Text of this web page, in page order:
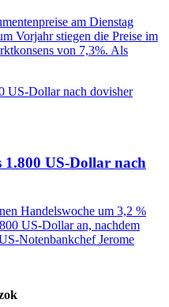
am Dienstag
Vorjahr stiegen die Preise im
von 7,3%. Als
US-Dollar nach
Handelswoche um 3,2 %
US-Dollar an, nachdem
Notenbankchef Jerome